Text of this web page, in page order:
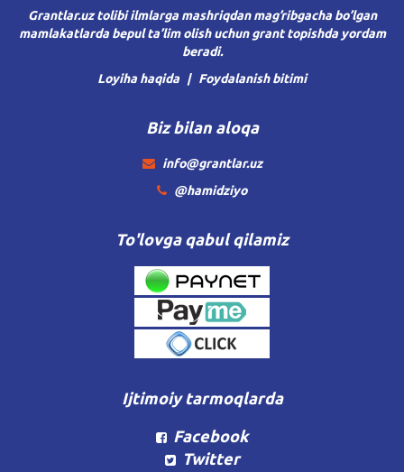
Grantlar.uz tolibi ilmlarga mashriqdan mag’ribgacha bo’lgan
mamlakatlarda bepul ta’lim olish uchun grant topishda yordam
beradi.
Loyiha haqida
Foydalanish bitimi
Biz bilan aloqa
info@grantlar.uz
@hamidziyo
To'lovga qabul qilamiz
Ijtimoiy tarmoqlarda
Facebook
Twitter